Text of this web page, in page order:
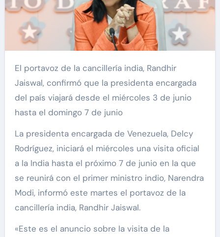
El portavoz de la cancillería india, Randhir
Jaiswal, confirmó que la presidenta encargada
del país viajará desde el miércoles 3 de junio
hasta el domingo 7 de junio
La presidenta encargada de Venezuela, Delcy
Rodríguez, iniciará el miércoles una visita oficial
a la India hasta el próximo 7 de junio en la que
se reunirá con el primer ministro indio, Narendra
Modi, informó este martes el portavoz de la
cancillería india, Randhir Jaiswal.
«Este es el anuncio sobre la visita de la